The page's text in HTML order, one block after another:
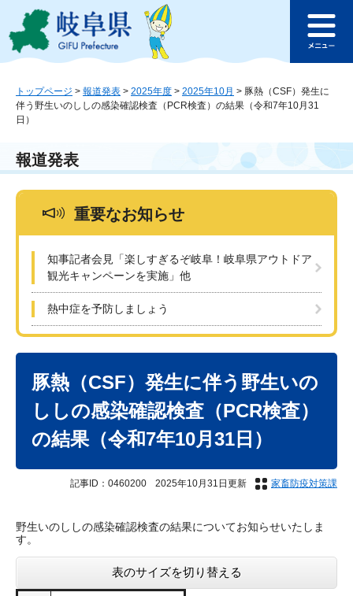
ジ
ュ
文
このページの本文へ
ュ
トップページ > 報道発表 > 2025年度 > 2025年10月 > 豚熱（CSF）発生に
伴う野生いのししの感染確認検査（PCR検査）の結果（令和7年10月31
日）
報道発表
重要なお知らせ
知事記者会見「楽しすぎるぞ岐阜！岐阜県アウトドア
観光キャンペーンを実施」他
熱中症を予防しましょう
豚熱（CSF）発生に伴う野生いの
ししの感染確認検査（PCR検査）
の結果（令和7年10月31日）
記事ID：0460200 2025年10月31日更新 家畜防疫対策課
野生いのししの感染確認検査の結果についてお知らせいたしま
す。
表のサイズを切り替える